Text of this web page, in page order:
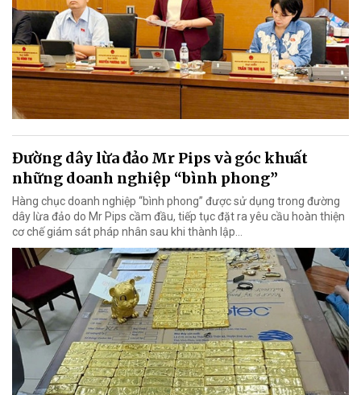
Đường dây lừa đảo Mr Pips và góc khuất
những doanh nghiệp “bình phong”
Hàng chục doanh nghiệp “bình phong” được sử dụng trong đường
dây lừa đảo do Mr Pips cầm đầu, tiếp tục đặt ra yêu cầu hoàn thiện
cơ chế giám sát pháp nhân sau khi thành lập…